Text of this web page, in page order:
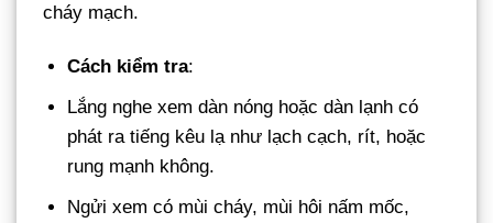
cháy mạch.
Cách kiểm tra:
Lắng nghe xem dàn nóng hoặc dàn lạnh có
phát ra tiếng kêu lạ như lạch cạch, rít, hoặc
rung mạnh không.
Ngửi xem có mùi cháy, mùi hôi nấm mốc,